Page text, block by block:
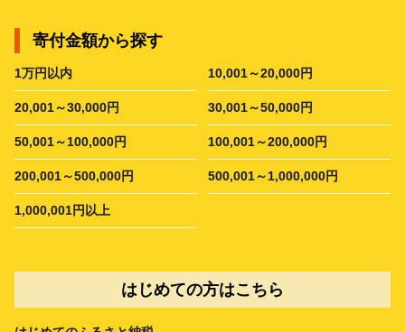
寄付金額から探す
1万円以内 10,001～20,000円
20,001～30,000円 30,001～50,000円
50,001～100,000円 100,001～200,000円
200,001～500,000円 500,001～1,000,000円
1,000,001円以上
はじめての方はこちら